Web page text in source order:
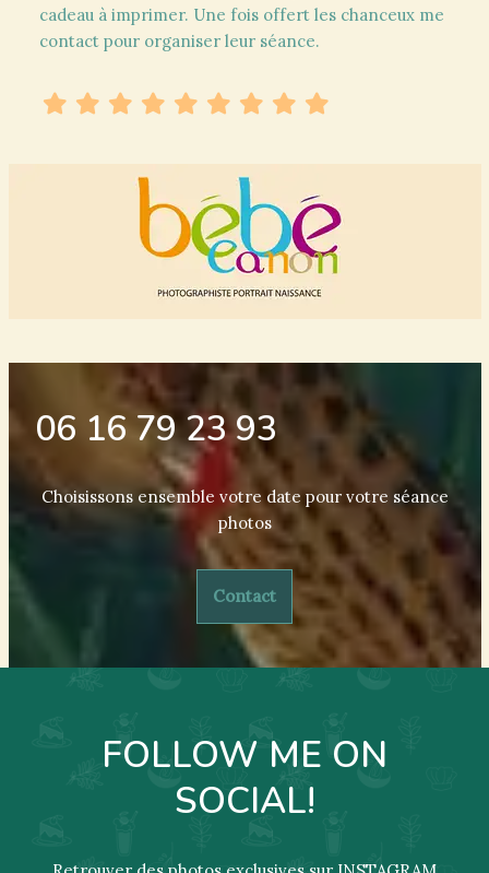
cadeau à imprimer. Une fois offert les chanceux me
contact pour organiser leur séance.
06 16 79 23 93
Choisissons ensemble votre date pour votre séance
photos
Contact
FOLLOW ME ON
SOCIAL!